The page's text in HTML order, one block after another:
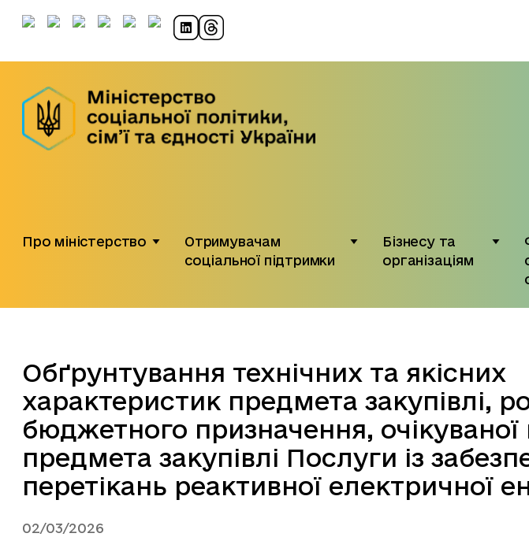
Про міністерство
Отримувачам
соціальної підтримки
Бізнесу та
організаціям
Обґрунтування технічних та якісних
характеристик предмета закупівлі,
бюджетного призначення, очікуваної
предмета закупівлі Послуги із
перетікань реактивної електричної
02/03/2026